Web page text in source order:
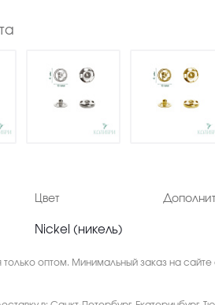
Цвет
Nickel (никель)
только оптом. Минимальный заказ на